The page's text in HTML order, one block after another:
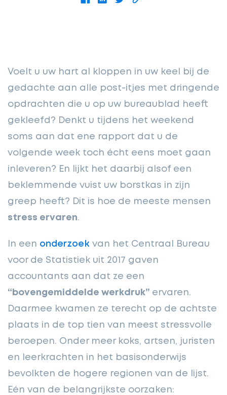
Voelt u uw hart al kloppen in uw keel bij de
gedachte aan alle post-itjes met dringende
opdrachten die u op uw bureaublad heeft
gekleefd? Denkt u tijdens het weekend
soms aan dat ene rapport dat u de
volgende week toch écht eens moet gaan
inleveren? En lijkt het daarbij alsof een
beklemmende vuist uw borstkas in zijn
greep heeft? Dit is hoe de meeste mensen
stress ervaren.
In een onderzoek van het Centraal Bureau
voor de Statistiek uit 2017 gaven
accountants aan dat ze een
“bovengemiddelde werkdruk” ervaren.
Daarmee kwamen ze terecht op de achtste
plaats in de top tien van meest stressvolle
beroepen. Onder meer koks, artsen, juristen
en leerkrachten in het basisonderwijs
bevolkten de hogere regionen van de lijst.
Eén van de belangrijkste oorzaken: